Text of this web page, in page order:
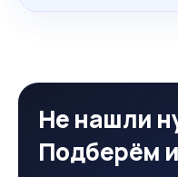
Не нашли
Подберём